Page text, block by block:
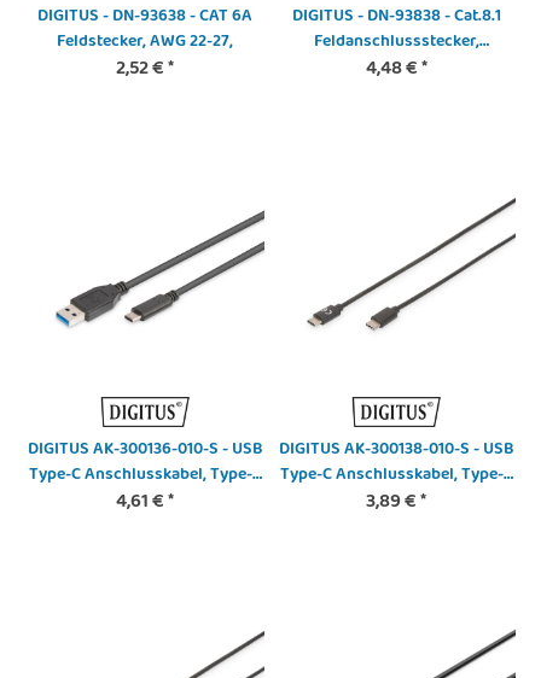
DIGITUS - DN-93638 - CAT 6A
Feldstecker, AWG 22-27,
2,52 €*
DIGITUS - DN-93838 - Cat.8.1
Feldanschlussstecker,
geschirmt,
4,48 €*
DIGITUS AK-300136-010-S - USB
Type-C Anschlusskabel, Type-C
- A St/St, 1.0m, 3A, 5GB, 3.0
4,61 €*
DIGITUS AK-300138-010-S - USB
Type-C Anschlusskabel, Type-C
- C St/St, 1.0m, 3A, 480MB, 2.0
3,89 €*